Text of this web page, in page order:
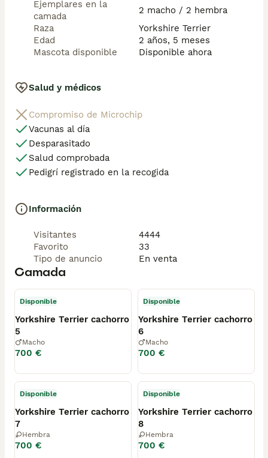
Ejemplares en la
camada
2 macho / 2 hembra
Raza
Yorkshire Terrier
Edad
2 años, 5 meses
Mascota disponible
Disponible ahora
Salud y médicos
Compromiso de Microchip
Vacunas al día
Desparasitado
Salud comprobada
Pedigrí registrado en la recogida
Información
Visitantes
4444
Favorito
33
Tipo de anuncio
En venta
Camada
Disponible
Yorkshire Terrier cachorro
5
Macho
700 €
Disponible
Yorkshire Terrier cachorro
6
Macho
700 €
Disponible
Yorkshire Terrier cachorro
7
Hembra
700 €
Disponible
Yorkshire Terrier cachorro
8
Hembra
700 €